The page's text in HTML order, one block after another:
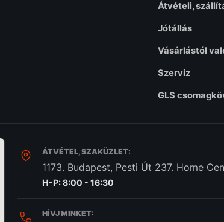
Átvételi,
Jótállás
Vásárlástól
Szerviz
GLS
ÁTVÉTEL, SZAKÜZLET:
1173. Budapest, Pesti Út 237. Home
H-P: 8:00 - 16:30
HÍVJ MINKET: